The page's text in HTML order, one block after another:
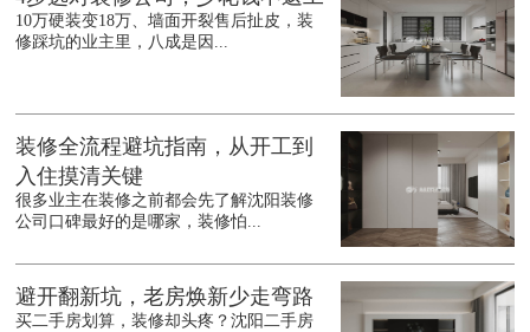
10万硬装变18万、墙面开裂售后扯皮，装
修踩坑的业主里，八成是因...
装修全流程避坑指南，从开工到
入住摸清关键
很多业主在装修之前都会先了解沈阳装修
公司口碑最好的是哪家，装修怕...
避开翻新坑，老房焕新少走弯路
买二手房划算，装修却头疼？沈阳二手房